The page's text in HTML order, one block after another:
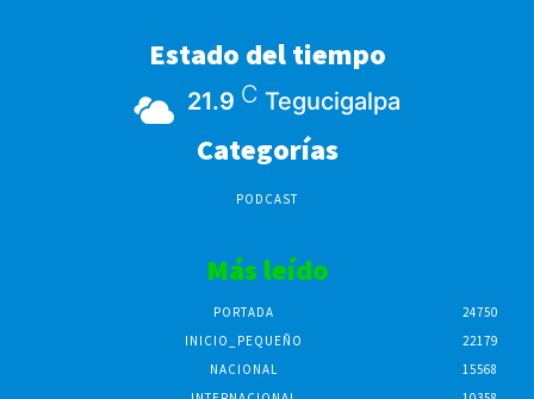
Estado del tiempo
21.9 C Tegucigalpa
Categorías
PODCAST
Más leído
PORTADA
24750
INICIO_PEQUEÑO
22179
NACIONAL
15568